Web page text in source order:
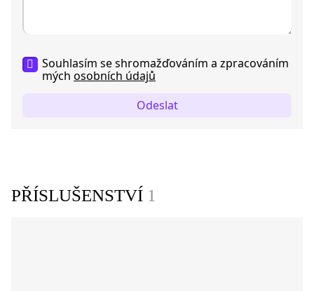
Souhlasím se shromažďováním a zpracováním
mých osobních údajů
Odeslat
PŘÍSLUŠENSTVÍ 1